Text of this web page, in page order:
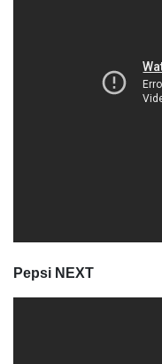
Pepsi NEXT